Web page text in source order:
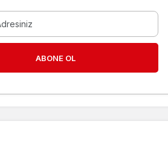
ABONE OL